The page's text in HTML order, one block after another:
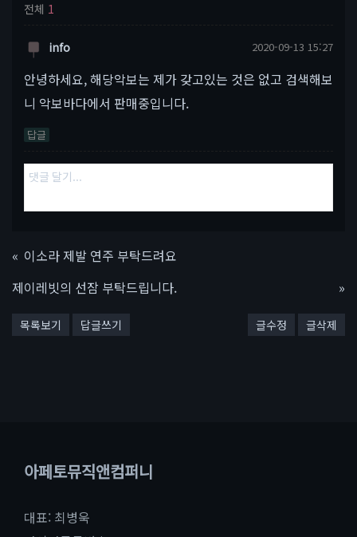
전체 1
info 2020-09-13 15:27
안녕하세요, 해당악보는 제가 갖고있는 것은 없고 검색해보
니 악보바다에서 판매중입니다.
답글
« 이소라 제발 연주 부탁드려요
제이레빗의 선잠 부탁드립니다.
»
목록보기 답글쓰기 글수정 글삭제
아페토뮤직앤컴퍼니
대표: 최병욱